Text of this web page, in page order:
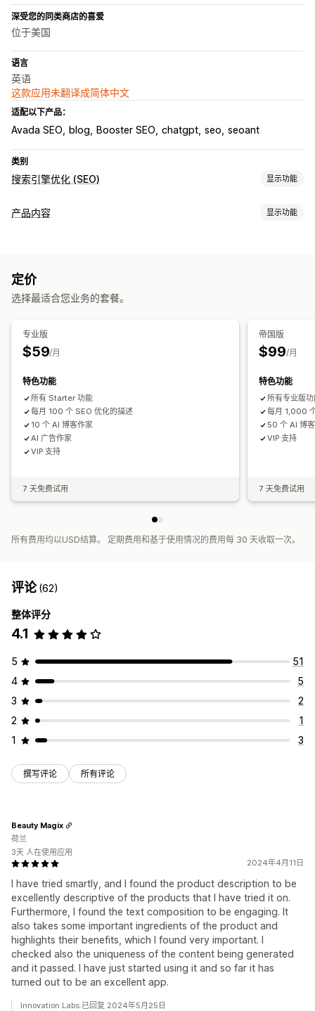
深受您的同类商店的喜爱
位于美国
语言
英语
这款应用未翻译成简体中文
适配以下产品：
Avada SEO blog Booster SEO chatgpt seo seoant
类别
搜索引擎优化 (SEO) 显示功能
SEO 工具
监控绩效
关键字分析
排名跟踪
转化跟踪
网站流量
产品内容 显示功能
搜索引擎优化 (SEO)
博客 SEO
定价
选择最适合您业务的套餐。
专业版
$59/月
特色功能
所有 Starter 功能
每月 100 个 SEO 优化的描述
10 个 AI 博客作家
AI 广告作家
VIP 支持
7 天免费试用
帝国版
$99/月
特色功能
所有专业版
每月 1,000
50 个 AI 博
VIP 支持
7 天免费试用
所有费用均以USD结算。 定期费用和基于使用情况的费用每 30 天收取一次。
评论(62)
整体评分
4.1
5
51
4
5
3
2
2
1
1
3
撰写评论 所有评论
2024年4月11日
I have tried smartly, and I found the product description to be
excellently descriptive of the products that I have tried it on.
Furthermore, I found the text composition to be engaging. It
also takes some important ingredients of the product and
highlights their benefits, which I found very important. I
checked also the uniqueness of the content being generated
and it passed. I have just started using it and so far it has
turned out to be an excellent app.
Beauty Magix
荷兰
3天 人在使用应用
Innovation Labs.已回复 2024年5月25日